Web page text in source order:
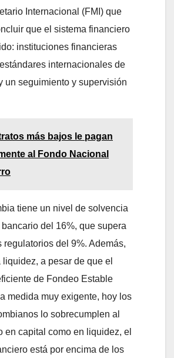
Internacional (FMI) que
que el sistema financiero
instituciones financieras
internacionales de
un seguimiento y supervisión
más bajos le pagan
al Fondo Nacional
tiene un nivel de solvencia
del 16%, que supera
regulatorios del 9%. Además,
a pesar de que el
de Fondeo Estable
medida muy exigente, hoy los
lo sobrecumplen al
en capital como en liquidez, el
está por encima de los